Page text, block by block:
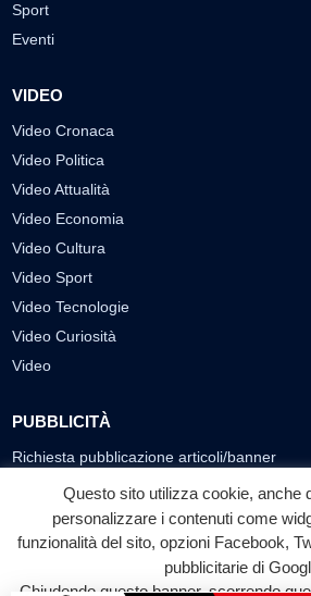
Sport
Eventi
VIDEO
Video Cronaca
Video Politica
Video Attualità
Video Economia
Video Cultura
Video Sport
Video Tecnologie
Video Curiosità
Video
PUBBLICITÀ
Richiesta pubblicazione articoli/banner
SEGUICI SUI SOCIAL
f
Facebook
◎ ▶
Questo sito utilizza cookie, anche
personalizzare i contenuti come
funzionalità del sito, opzioni Facebook,
pubblicitarie di
Chiudendo questo banner, scorrendo